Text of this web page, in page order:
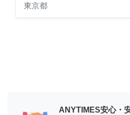
東京都
ANYTIMES安心・